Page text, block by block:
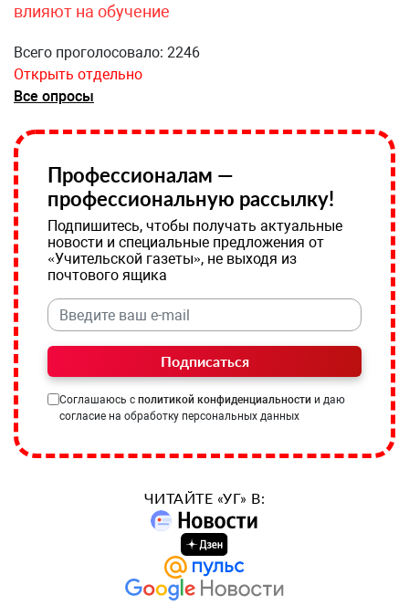
влияют на обучение
Всего проголосовало: 2246
Открыть отдельно
Все опросы
Профессионалам —
профессиональную рассылку!
Подпишитесь, чтобы получать актуальные
новости и специальные предложения от
«Учительской газеты», не выходя из
почтового ящика
Подписаться
Соглашаюсь с политикой конфиденциальности и даю
согласие на обработку персональных данных
ЧИТАЙТЕ «УГ» В: